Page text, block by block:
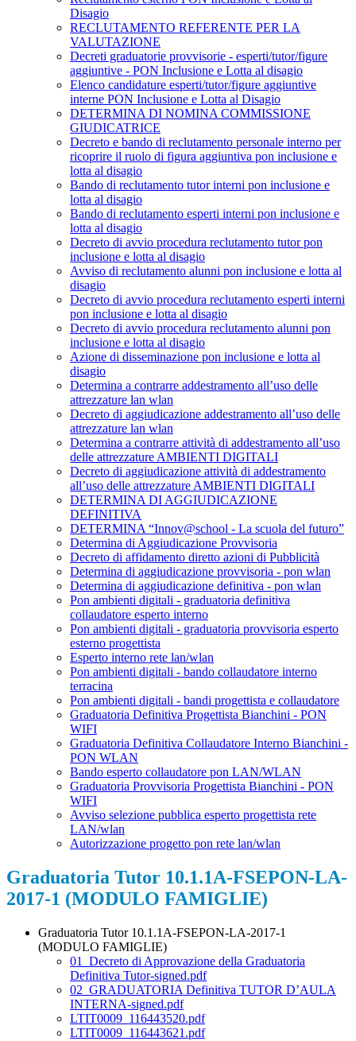
Disagio
RECLUTAMENTO REFERENTE PER LA
VALUTAZIONE
Decreti graduatorie provvisorie - esperti/tutor/figure
aggiuntive - PON Inclusione e Lotta al disagio
Elenco candidature esperti/tutor/figure aggiuntive
interne PON Inclusione e Lotta al Disagio
DETERMINA DI NOMINA COMMISSIONE
GIUDICATRICE
Decreto e bando di reclutamento personale interno per
ricoprire il ruolo di figura aggiuntiva pon inclusione e
lotta al disagio
Bando di reclutamento tutor interni pon inclusione e
lotta al disagio
Bando di reclutamento esperti interni pon inclusione e
lotta al disagio
Decreto di avvio procedura reclutamento tutor pon
inclusione e lotta al disagio
Avviso di reclutamento alunni pon inclusione e lotta al
disagio
Decreto di avvio procedura reclutamento esperti interni
pon inclusione e lotta al disagio
Decreto di avvio procedura reclutamento alunni pon
inclusione e lotta al disagio
Azione di disseminazione pon inclusione e lotta al
disagio
Determina a contrarre addestramento all’uso delle
attrezzature lan wlan
Decreto di aggiudicazione addestramento all’uso delle
attrezzature lan wlan
Determina a contrarre attività di addestramento all’uso
delle attrezzature AMBIENTI DIGITALI
Decreto di aggiudicazione attività di addestramento
all’uso delle attrezzature AMBIENTI DIGITALI
DETERMINA DI AGGIUDICAZIONE
DEFINITIVA
DETERMINA “Innov@school - La scuola del futuro”
Determina di Aggiudicazione Provvisoria
Decreto di affidamento diretto azioni di Pubblicità
Determina di aggiudicazione provvisoria - pon wlan
Determina di aggiudicazione definitiva - pon wlan
Pon ambienti digitali - graduatoria definitiva
collaudatore esperto interno
Pon ambienti digitali - graduatoria provvisoria esperto
esterno progettista
Esperto interno rete lan/wlan
Pon ambienti digitali - bando collaudatore interno
terracina
Pon ambienti digitali - bandi progettista e collaudatore
Graduatoria Definitiva Progettista Bianchini - PON
WIFI
Graduatoria Definitiva Collaudatore Interno Bianchini -
PON WLAN
Bando esperto collaudatore pon LAN/WLAN
Graduatoria Provvisoria Progettista Bianchini - PON
WIFI
Avviso selezione pubblica esperto progettista rete
LAN/wlan
Autorizzazione progetto pon rete lan/wlan
Graduatoria Tutor 10.1.1A-FSEPON-LA-
2017-1 (MODULO FAMIGLIE)
Graduatoria Tutor 10.1.1A-FSEPON-LA-2017-1
(MODULO FAMIGLIE)
01_Decreto di Approvazione della Graduatoria
Definitiva Tutor-signed.pdf
02_GRADUATORIA Definitiva TUTOR D’AULA
INTERNA-signed.pdf
LTIT0009_116443520.pdf
LTIT0009_116443621.pdf